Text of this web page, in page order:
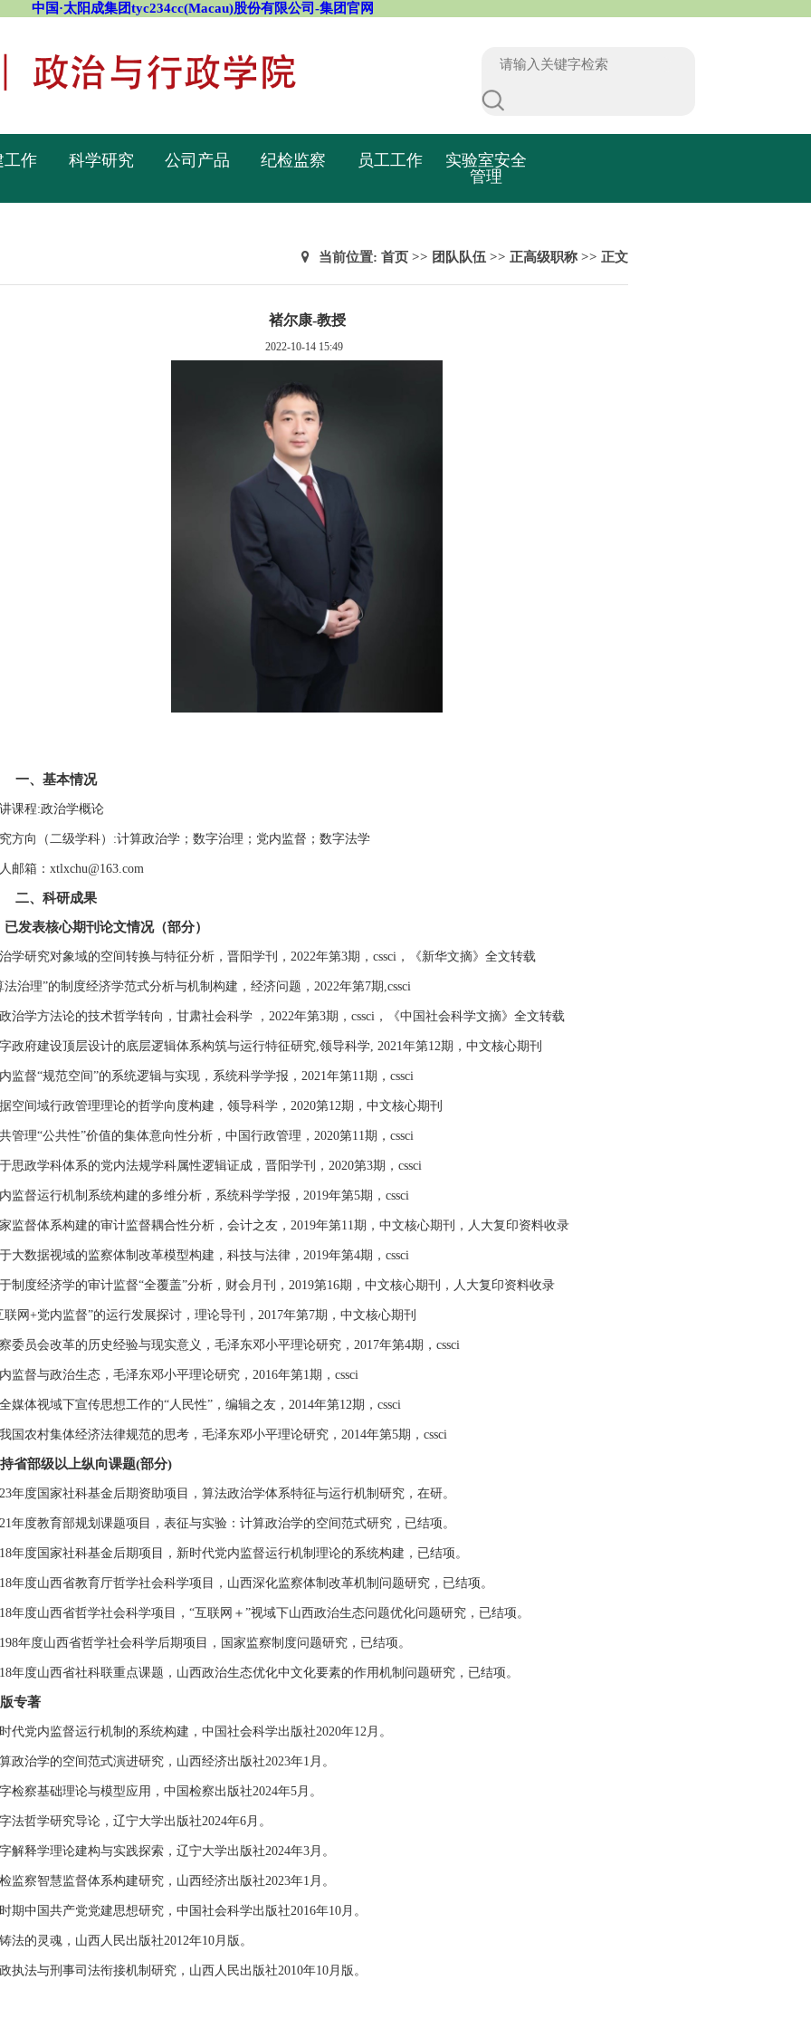
中国·太阳成集团tyc234cc(Macau)股份有限公司-集团官网
工作 科学研究 公司产品 纪检监察 员工工作
实验室安全
管理
当前位置:首页 >> 团队队伍 >> 正高级职称 >> 正文
​褚尔康-教授
2022-10-14 15:49
、基本情况
课程:政治学概论
方向（二级学科）:计算政治学；数字治理；党内监督；数字法学
邮箱：xtlxchu@163.com
、科研成果
表核心期刊论文情况（部分）
学研究对象域的空间转换与特征分析，晋阳学刊，2022年第3期，cssci，《新华文摘》全文转载
法治理”的制度经济学范式分析与机制构建，经济问题，2022年第7期,cssci
治学方法论的技术哲学转向，甘肃社会科学 ，2022年第3期，cssci，《中国社会科学文摘》全文转载
政府建设顶层设计的底层逻辑体系构筑与运行特征研究,领导科学, 2021年第12期，中文核心期刊
监督“规范空间”的系统逻辑与实现，系统科学学报，2021年第11期，cssci
空间域行政管理理论的哲学向度构建，领导科学，2020第12期，中文核心期刊
管理“公共性”价值的集体意向性分析，中国行政管理，2020第11期，cssci
思政学科体系的党内法规学科属性逻辑证成，晋阳学刊，2020第3期，cssci
监督运行机制系统构建的多维分析，系统科学学报，2019年第5期，cssci
监督体系构建的审计监督耦合性分析，会计之友，2019年第11期，中文核心期刊，人大复印资料收录
大数据视域的监察体制改革模型构建，科技与法律，2019年第4期，cssci
制度经济学的审计监督“全覆盖”分析，财会月刊，2019第16期，中文核心期刊，人大复印资料收录
联网+党内监督”的运行发展探讨，理论导刊，2017年第7期，中文核心期刊
委员会改革的历史经验与现实意义，毛泽东邓小平理论研究，2017年第4期，cssci
监督与政治生态，毛泽东邓小平理论研究，2016年第1期，cssci
媒体视域下宣传思想工作的“人民性”，编辑之友，2014年第12期，cssci
国农村集体经济法律规范的思考，毛泽东邓小平理论研究，2014年第5期，cssci
省部级以上纵向课题(部分)
年度国家社科基金后期资助项目，算法政治学体系特征与运行机制研究，在研。
年度教育部规划课题项目，表征与实验：计算政治学的空间范式研究，已结项。
年度国家社科基金后期项目，新时代党内监督运行机制理论的系统构建，已结项。
年度山西省教育厅哲学社会科学项目，山西深化监察体制改革机制问题研究，已结项。
年度山西省哲学社会科学项目，“互联网＋”视域下山西政治生态问题优化问题研究，已结项。
年度山西省哲学社会科学后期项目，国家监察制度问题研究，已结项。
年度山西省社科联重点课题，山西政治生态优化中文化要素的作用机制问题研究，已结项。
专著
代党内监督运行机制的系统构建，中国社会科学出版社2020年12月。
政治学的空间范式演进研究，山西经济出版社2023年1月。
检察基础理论与模型应用，中国检察出版社2024年5月。
法哲学研究导论，辽宁大学出版社2024年6月。
解释学理论建构与实践探索，辽宁大学出版社2024年3月。
监察智慧监督体系构建研究，山西经济出版社2023年1月。
期中国共产党党建思想研究，中国社会科学出版社2016年10月。
法的灵魂，山西人民出版社2012年10月版。
执法与刑事司法衔接机制研究，山西人民出版社2010年10月版。